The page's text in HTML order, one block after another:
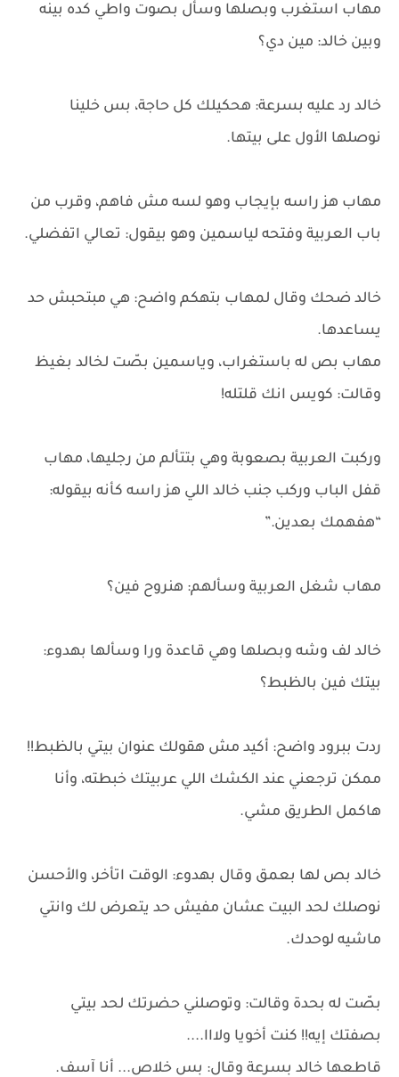
مهاب استغرب وبصلها وسأل بصوت واطي كده بينه
وبين خالد: مين دي؟
خالد رد عليه بسرعة: هحكيلك كل حاجة، بس خلينا
نوصلها الأول على بيتها.
مهاب هز راسه بإيجاب وهو لسه مش فاهم، وقرب من
باب العربية وفتحه لياسمين وهو بيقول: تعالي اتفضلي.
خالد ضحك وقال لمهاب بتهكم واضح: هي مبتحبش حد
يساعدها.
مهاب بص له باستغراب، وياسمين بصّت لخالد بغيظ
وقالت: كويس انك قلتله!
وركبت العربية بصعوبة وهي بتتألم من رجليها، مهاب
قفل الباب وركب جنب خالد اللي هز راسه كأنه بيقوله:
“هفهمك بعدين.”
مهاب شغل العربية وسألهم: هنروح فين؟
خالد لف وشه وبصلها وهي قاعدة ورا وسألها بهدوء:
بيتك فين بالظبط؟
ردت ببرود واضح: أكيد مش هقولك عنوان بيتي بالظبط!!
ممكن ترجعني عند الكشك اللي عربيتك خبطته، وأنا
هاكمل الطريق مشي.
خالد بص لها بعمق وقال بهدوء: الوقت اتأخر، والأحسن
نوصلك لحد البيت عشان مفيش حد يتعرض لك وانتي
ماشيه لوحدك.
بصّت له بحدة وقالت: وتوصلني حضرتك لحد بيتي
بصفتك إيه!! كنت أخويا ولااا....
قاطعها خالد بسرعة وقال: بس خلاص... أنا آسف.